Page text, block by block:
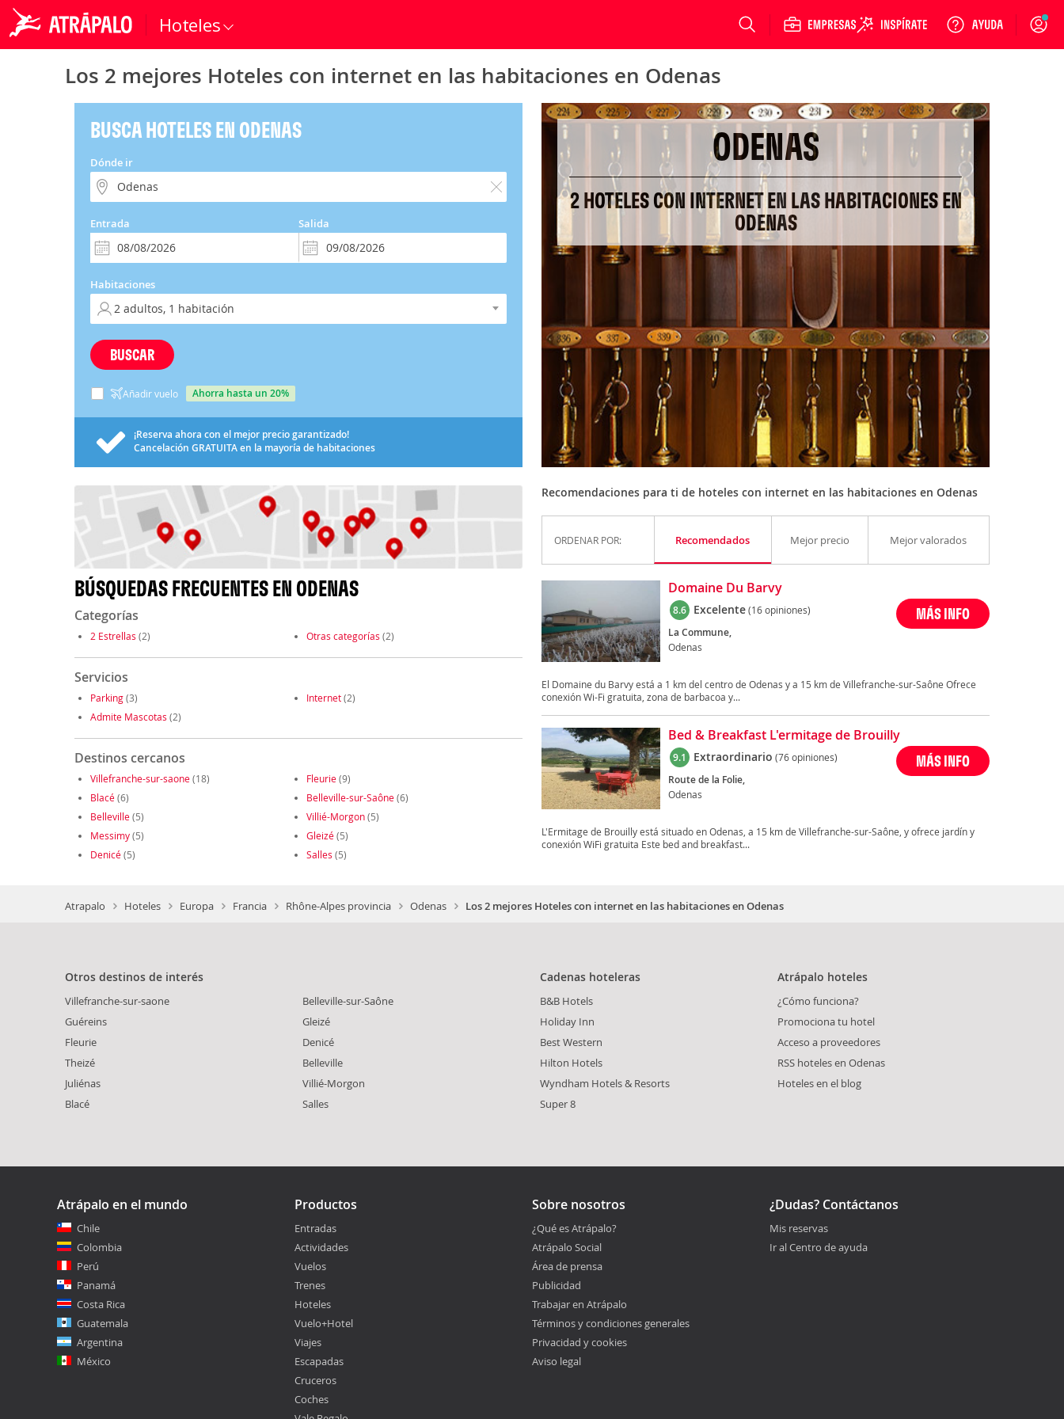
Hoteles Login
Los 2 mejores Hoteles con internet en las habitaciones en Odenas
BUSCA HOTELES EN ODENAS
Dónde ir
Entrada Salida
Habitaciones
BUSCAR
Añadir vuelo ahorra hasta un 20%
¡Reserva ahora con el mejor precio garantizado!
Cancelación GRATUITAen la mayoría de habitaciones
BÚSQUEDAS FRECUENTES EN ODENAS
Categorías
2 Estrellas (2) Otras categorías (2)
Servicios
Parking(3) Internet(2)
Admite Mascotas (2)
Destinos cercanos
Villefranche-sur-saone(18) Fleurie(9)
Blacé(6) Belleville-sur-Saône(6)
Belleville(5) Villié-Morgon(5)
Messimy(5) Gleizé(5)
Denicé(5) Salles (5)
ODENAS
2 HOTELES CON INTERNET EN LAS HABITACIONES EN
ODENAS
Recomendaciones para ti de hoteles con internet en las habitaciones en Odenas
ORDENAR POR: Recomendados Mejor precio Mejor valorados
Domaine Du Barvy
8.6 Excelente(16 opiniones)
La Commune,
Odenas
MÁS INFO
El Domaine du Barvy está a 1 km del centro de Odenas y a 15 km de Villefranche-sur-Saône Ofrece
conexión Wi-Fi gratuita, zona de barbacoa y...
Bed & Breakfast L'ermitage de Brouilly
9.1 Extraordinario (76 opiniones)
Route de la Folie,
Odenas
MÁS INFO
L'Ermitage de Brouilly está situado en Odenas, a 15 km de Villefranche-sur-Saône, y ofrece jardín y
conexión WiFi gratuita Este bed and breakfast...
Atrapalo Hoteles Europa Francia Rhône-Alpes provincia Odenas Los 2 mejores Hoteles con internet en las habitaciones en Odenas
Otros destinos de interés
Villefranche-sur-saone
Guéreins
Fleurie
Theizé
Juliénas
Blacé
Belleville-sur-Saône
Gleizé
Denicé
Belleville
Villié-Morgon
Salles
Cadenas hoteleras
B&B Hotels
Holiday Inn
Best Western
Hilton Hotels
Wyndham Hotels & Resorts
Super 8
Atrápalo hoteles
¿Cómo funciona?
Promociona tu hotel
Acceso a proveedores
RSS hoteles en Odenas
Hoteles en el blog
Atrápalo en el mundo
Chile
Colombia
Perú
Panamá
Costa Rica
Guatemala
Argentina
México
Productos
Entradas
Actividades
Vuelos
Trenes
Hoteles
Vuelo+Hotel
Viajes
Escapadas
Cruceros
Coches
Sobre nosotros
¿Qué es Atrápalo?
Atrápalo Social
Área de prensa
Publicidad
Trabajar en Atrápalo
Términos y condiciones generales
Privacidad y cookies
Aviso legal
¿Dudas? Contáctanos
Mis reservas
Ir al Centro de ayuda